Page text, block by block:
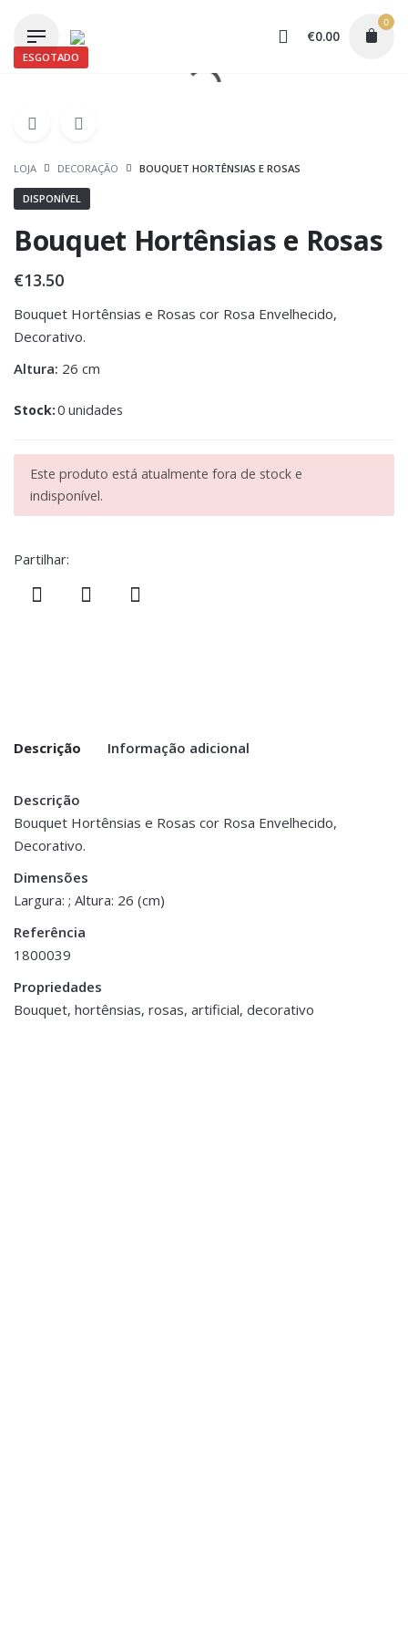
content
€0.00
0
ESGOTADO
LOJA DECORAÇÃO BOUQUET HORTÊNSIAS E ROSAS
DISPONÍVEL
Bouquet Hortênsias e Rosas
€13.50
Bouquet Hortênsias e Rosas cor Rosa Envelhecido,
Decorativo.
Altura: 26 cm
Stock:0 unidades
Este produto está atualmente fora de stock e
indisponível.
Partilhar:
Descrição Informação adicional
Descrição
Bouquet Hortênsias e Rosas cor Rosa Envelhecido,
Decorativo.
Dimensões
Largura: ; Altura: 26 (cm)
Referência
1800039
Propriedades
Bouquet, hortênsias, rosas, artificial, decorativo
Peso 0.200 kg
Dimensões